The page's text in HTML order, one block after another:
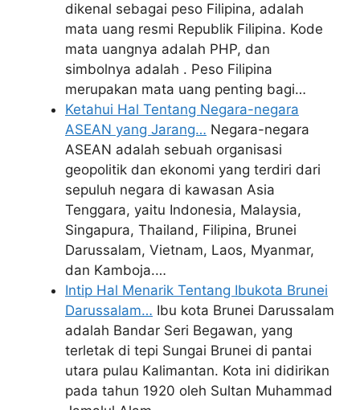
dikenal sebagai peso Filipina, adalah
mata uang resmi Republik Filipina. Kode
mata uangnya adalah PHP, dan
simbolnya adalah . Peso Filipina
merupakan mata uang penting bagi…
Ketahui Hal Tentang Negara-negara
ASEAN yang Jarang… Negara-negara
ASEAN adalah sebuah organisasi
geopolitik dan ekonomi yang terdiri dari
sepuluh negara di kawasan Asia
Tenggara, yaitu Indonesia, Malaysia,
Singapura, Thailand, Filipina, Brunei
Darussalam, Vietnam, Laos, Myanmar,
dan Kamboja.…
Intip Hal Menarik Tentang Ibukota Brunei
Darussalam… Ibu kota Brunei Darussalam
adalah Bandar Seri Begawan, yang
terletak di tepi Sungai Brunei di pantai
utara pulau Kalimantan. Kota ini didirikan
pada tahun 1920 oleh Sultan Muhammad